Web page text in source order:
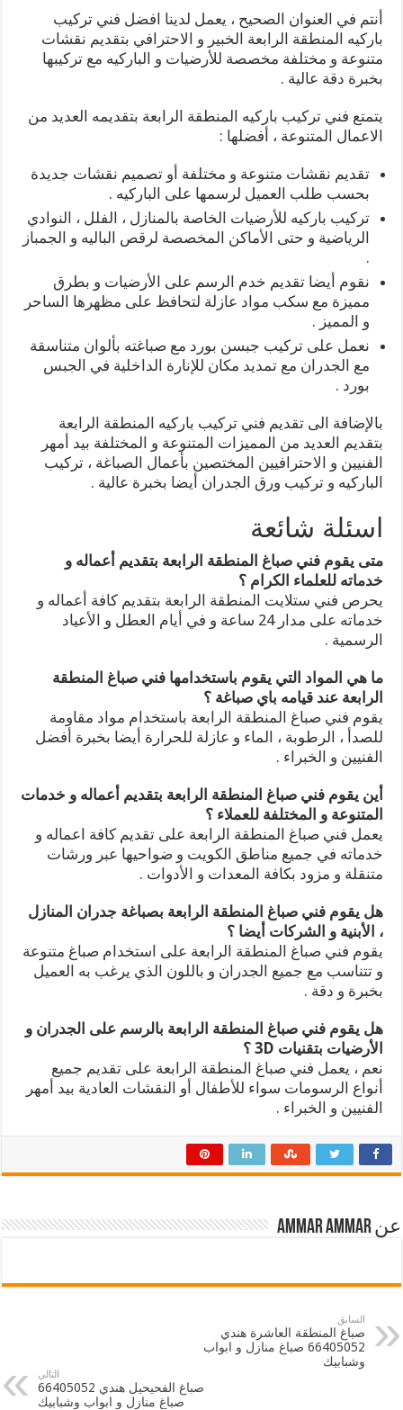
أنتم في العنوان الصحيح ، يعمل لدينا افضل فني تركيب
باركيه المنطقة الرابعة الخبير و الاحترافي بتقديم نقشات
متنوعة و مختلفة مخصصة للأرضيات و الباركيه مع تركيبها
بخبرة دقة عالية .
يتمتع فني تركيب باركيه المنطقة الرابعة بتقديمه العديد من
الاعمال المتنوعة ، أفضلها :
تقديم نقشات متنوعة و مختلفة أو تصميم نقشات جديدة
بحسب طلب العميل لرسمها على الباركيه .
تركيب باركيه للأرضيات الخاصة بالمنازل ، الفلل ، النوادي
الرياضية و حتى الأماكن المخصصة لرقص الباليه و الجمباز
.
نقوم أيضا تقديم خدم الرسم على الأرضيات و بطرق
مميزة مع سكب مواد عازلة لتحافظ على مظهرها الساحر
و المميز .
نعمل على تركيب جبسن بورد مع صباغته بألوان متناسقة
مع الجدران مع تمديد مكان للإنارة الداخلية في الجبس
بورد .
بالإضافة الى تقديم فني تركيب باركيه المنطقة الرابعة
بتقديم العديد من المميزات المتنوعة و المختلفة بيد أمهر
الفنيين و الاحترافيين المختصين بأعمال الصباغة ، تركيب
الباركيه و تركيب ورق الجدران أيضا بخبرة عالية .
اسئلة شائعة
متى يقوم فني صباغ المنطقة الرابعة بتقديم أعماله و
خدماته للعلماء الكرام ؟
يحرص فني ستلايت المنطقة الرابعة بتقديم كافة أعماله و
خدماته على مدار 24 ساعة و في أيام العطل و الأعياد
الرسمية .
ما هي المواد التي يقوم باستخدامها فني صباغ المنطقة
الرابعة عند قيامه باي صباغة ؟
يقوم فني صباغ المنطقة الرابعة باستخدام مواد مقاومة
للصدأ ، الرطوبة ، الماء و عازلة للحرارة أيضا بخبرة أفضل
الفنيين و الخبراء .
أين يقوم فني صباغ المنطقة الرابعة بتقديم أعماله و خدمات
المتنوعة و المختلفة للعملاء ؟
يعمل فني صباغ المنطقة الرابعة على تقديم كافة اعماله و
خدماته في جميع مناطق الكويت و ضواحيها عبر ورشات
متنقلة و مزود بكافة المعدات و الأدوات .
هل يقوم فني صباغ المنطقة الرابعة بصباغة جدران المنازل
، الأبنية و الشركات أيضا ؟
يقوم فني صباغ المنطقة الرابعة على استخدام صباغ متنوعة
و تتناسب مع جميع الجدران و باللون الذي يرغب به العميل
بخبرة و دقة .
هل يقوم فني صباغ المنطقة الرابعة بالرسم على الجدران و
الأرضيات بتقنيات 3D ؟
نعم ، يعمل فني صباغ المنطقة الرابعة على تقديم جميع
أنواع الرسومات سواء للأطفال أو النقشات العادية بيد أمهر
الفنيين و الخبراء .
عن ammar ammar
السابق
صباغ المنطقة العاشرة هندي
66405052 صباغ منازل و ابواب
وشبابيك
التالي
صباغ الفحيحيل هندي 66405052
صباغ منازل و ابواب وشبابيك